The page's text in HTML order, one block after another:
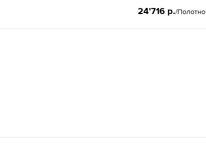
24'716 р./Полотно